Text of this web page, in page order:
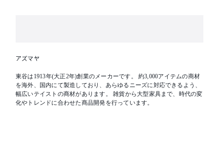
アズマヤ
東谷は1913年(大正2年)創業のメーカーです。 約3,000アイテムの商材
を海外、国内にて製造しており、あらゆるニーズに対応できるよう、
幅広いテイストの商材があります。 雑貨から大型家具まで、時代の変
化やトレンドに合わせた商品開発を行っています。